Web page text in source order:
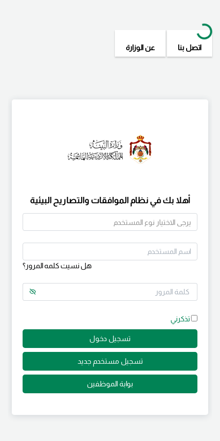
اتصل بنا عن الوزارة
أهلا بك في نظام الموافقات والتصاريح البيئية
هل نسيت كلمه المرور؟
تذكرني
تسجيل مستخدم جديد
بوابة الموظفين